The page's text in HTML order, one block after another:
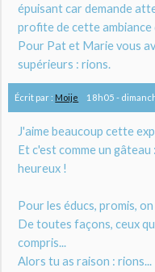
épuisant car demande
profite de cette ambiance
Pour Pat et Marie vous
supérieurs : rions.
Écrit par : Moije 18h05 -
J'aime beaucoup cette
Et c'est comme un
heureux !
Pour les éducs, promis,
De toutes façons, ceux
compris...
Alors tu as raison : rions...